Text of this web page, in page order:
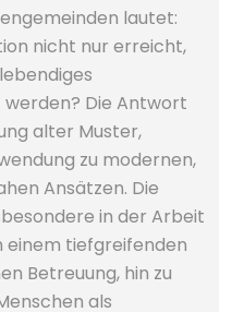
lautet:
nicht nur erreicht,
Die Antwort
alter Muster,
zu modernen,
Ansätzen. Die
in der Arbeit
einem tiefgreifenden
Betreuung, hin zu
als